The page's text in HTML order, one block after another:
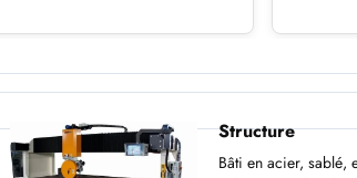
Structure
Bâti en acier, sablé,